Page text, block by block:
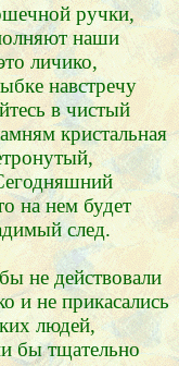
ручки,
наши
личико,
навстречу
в чистый
кристальная
на нем будет
след.
не действовали
и не прикасались
людей,
бы тщательно